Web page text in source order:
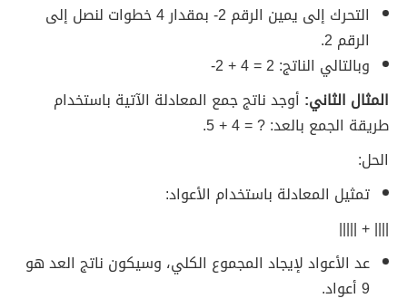
التحرك إلى يمين الرقم 2- بمقدار 4 خطوات لنصل إلى
الرقم 2.
وبالتالي الناتج: 2 = 4 + 2-
المثال الثاني: أوجد ناتج جمع المعادلة الآتية باستخدام
طريقة الجمع بالعد: ? = 4 + 5.
الحل:
تمثيل المعادلة باستخدام الأعواد:
|||| + |||||
عد الأعواد لإيجاد المجموع الكلي، وسيكون ناتج العد هو
9 أعواد.